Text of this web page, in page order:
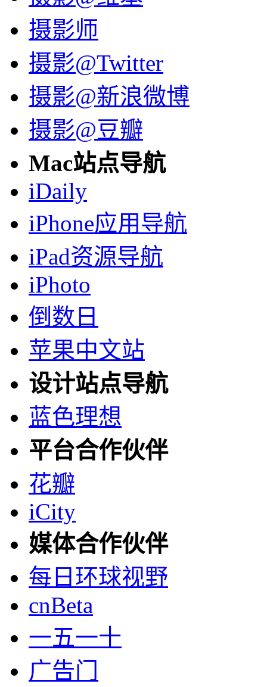
摄影师
摄影@Twitter
摄影@新浪微博
摄影@豆瓣
Mac站点导航
iDaily
iPhone应用导航
iPad资源导航
iPhoto
倒数日
苹果中文站
设计站点导航
蓝色理想
平台合作伙伴
花瓣
iCity
媒体合作伙伴
每日环球视野
cnBeta
一五一十
广告门